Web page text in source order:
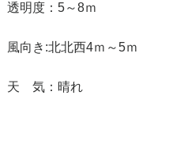
透明度：5～8ｍ
風向き:北北西4ｍ～5ｍ
天 気：晴れ